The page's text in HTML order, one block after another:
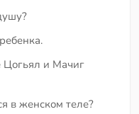
и Мачиг
в женском теле?